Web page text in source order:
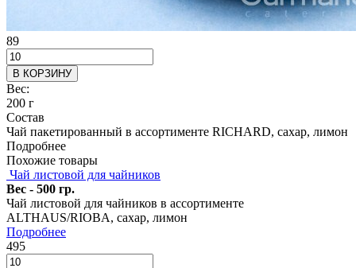
89
В КОРЗИНУ
Вес:
200 г
Состав
Чай пакетированный в ассортименте RICHARD, сахар, лимон
Подробнее
Похожие товары
Чай листовой для чайников
Вес - 500 гр.
Чай листовой для чайников в ассортименте
ALTHAUS/RIOBA, сахар, лимон
Подробнее
495